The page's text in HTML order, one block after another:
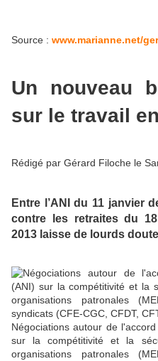
Source : www.marianne.net/
Un nouveau
sur le travail
Rédigé par Gérard Filoche le
Entre l’ANI du 11 janvier
contre les retraites du
2013 laisse de lourds
Négociations autour de
sur la compétitivité et la
organisations patronales